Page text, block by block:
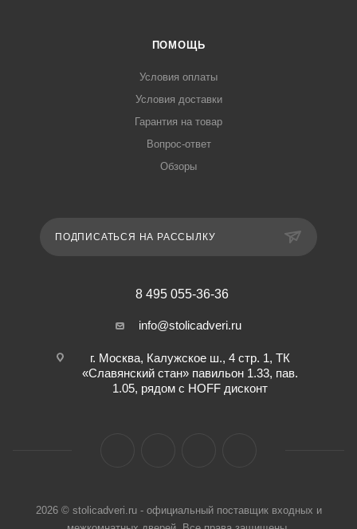
ПОМОЩЬ
Условия оплаты
Условия доставки
Гарантия на товар
Вопрос-ответ
Обзоры
ПОДПИСАТЬСЯ НА РАССЫЛКУ
8 495 055-36-36
info@stolicadveri.ru
г. Москва, Калужское ш., 4 стр. 1, ТК
«Славянский стан» павильон 1.33, пав.
1.05, рядом с HOFF дисконт
2026 © stolicadveri.ru - официальный поставщик входных и